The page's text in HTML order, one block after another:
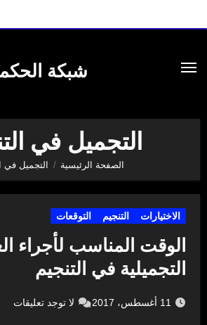
شبكة
التجميل في
الصفحة الرئيسية التجميل في
الاختيارات التنجيم التوقعات
الوقت المناسب لأجراء
التجميلية في التنجيم
11 أغسطس، 2017 لا توجد تعليقات